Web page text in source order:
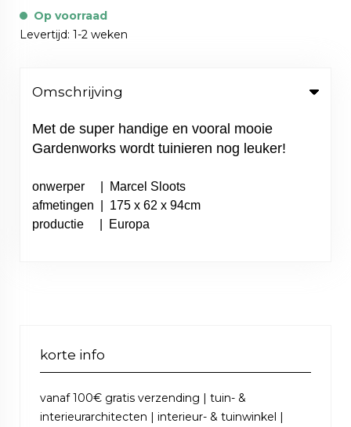
Op voorraad
Levertijd: 1-2 weken
Omschrijving
Met de super handige en vooral mooie
Gardenworks wordt tuinieren nog leuker!
onwerper | Marcel Sloots
afmetingen | 175 x 62 x 94cm
productie | Europa
korte info
vanaf 100€ gratis verzending | tuin- &
interieurarchitecten | interieur- & tuinwinkel |